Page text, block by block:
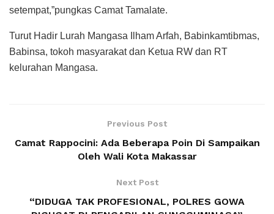
setempat,”pungkas Camat Tamalate.
Turut Hadir Lurah Mangasa Ilham Arfah, Babinkamtibmas,
Babinsa, tokoh masyarakat dan Ketua RW dan RT
kelurahan Mangasa.
Previous Post
Camat Rappocini: Ada Beberapa Poin Di Sampaikan
Oleh Wali Kota Makassar
Next Post
“DIDUGA TAK PROFESIONAL, POLRES GOWA